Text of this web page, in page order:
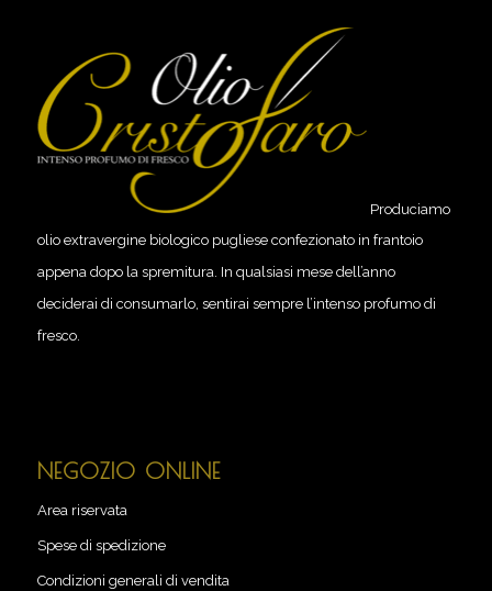
Produciamo
olio extravergine biologico pugliese confezionato in frantoio
appena dopo la spremitura. In qualsiasi mese dell’anno
deciderai di consumarlo, sentirai sempre l’intenso profumo di
fresco.
NEGOZIO ONLINE
Area riservata
Spese di spedizione
Condizioni generali di vendita